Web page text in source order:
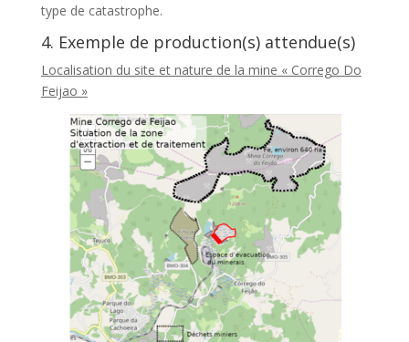
type de catastrophe.
4. Exemple de production(s) attendue(s)
Localisation du site et nature de la mine « Corrego Do
Feijao »